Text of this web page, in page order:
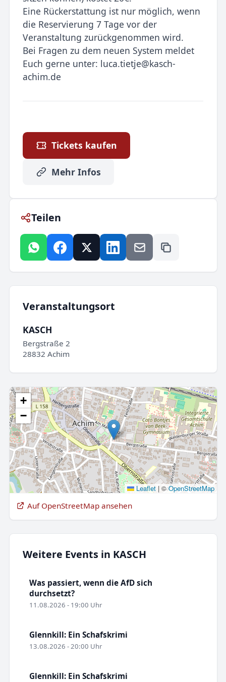
Eine Rückerstattung ist nur möglich, wenn
die Reservierung 7 Tage vor der
Veranstaltung zurückgenommen wird.
Bei Fragen zu dem neuen System meldet
Euch gerne unter: luca.tietje@kasch-
achim.de
Tickets kaufen
Mehr Infos
Teilen
Veranstaltungsort
KASCH
Bergstraße 2
28832 Achim
+
−
Leaflet |©OpenStreetMap
Auf OpenStreetMap ansehen
Weitere Events in KASCH
Was passiert, wenn die AfD sich
durchsetzt?
11.08.2026 - 19:00 Uhr
Glennkill: Ein Schafskrimi
13.08.2026 - 20:00 Uhr
Glennkill: Ein Schafskrimi